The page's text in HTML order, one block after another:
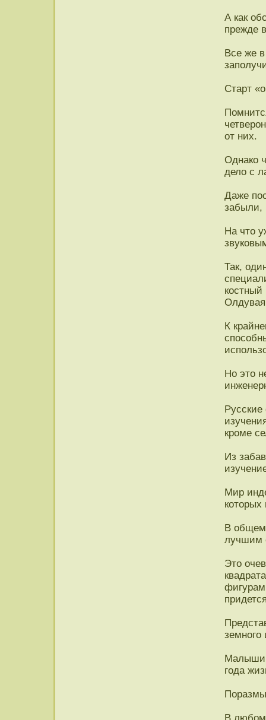
А как
прежде
Все же
Старт
от них.
Однако
дело с
Даже
забыли,
На что
Так,
К
Но это
Русские
кроме
Из
Мир
которых
В
лучшим
Это
земного
Малыши
года